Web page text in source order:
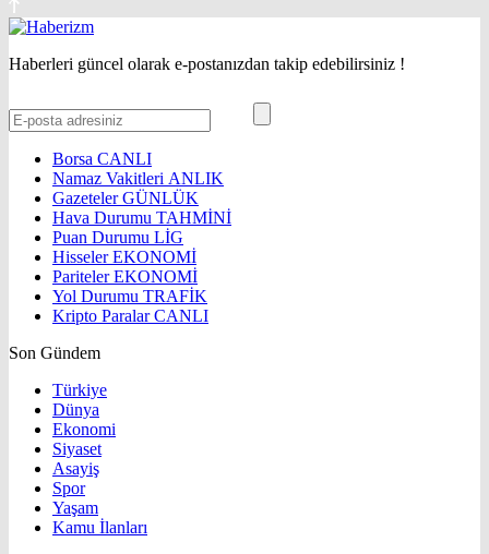
Haberleri güncel olarak e-postanızdan takip edebilirsiniz !
Borsa CANLI
Namaz Vakitleri ANLIK
GazetelerGÜNLÜK
Hava Durumu TAHMİNİ
Puan Durumu LİG
HisselerEKONOMİ
ParitelerEKONOMİ
Yol Durumu TRAFİK
Kripto ParalarCANLI
Son Gündem
Türkiye
Dünya
Ekonomi
Siyaset
Asayiş
Spor
Yaşam
Kamu İlanları